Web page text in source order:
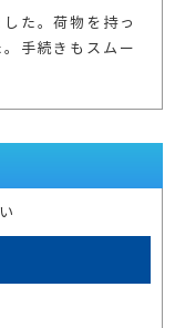
た。荷物を持っ
手続きもスムー